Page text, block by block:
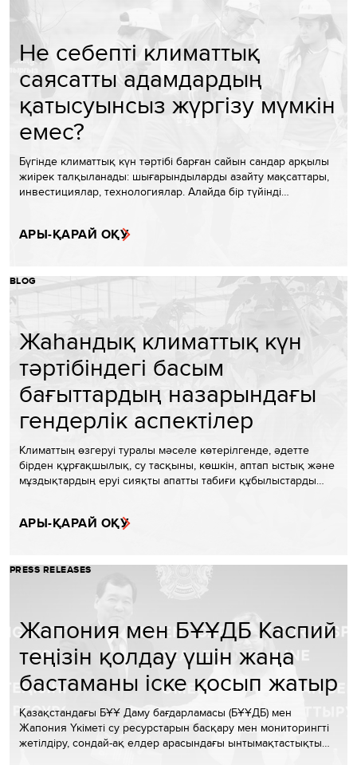
Не себепті климаттық
саясатты адамдардың
қатысуынсыз жүргізу мүмкін
емес?
Бүгінде климаттық күн тәртібі барған сайын сандар арқылы
жиірек талқыланады: шығарындыларды азайту мақсаттары,
инвестициялар, технологиялар. Алайда бір түйінді…
АРЫ-ҚАРАЙ ОҚУ
BLOG
Жаһандық климаттық күн
тәртібіндегі басым
бағыттардың назарындағы
гендерлік аспектілер
Климаттың өзгеруі туралы мәселе көтерілгенде, әдетте
бірден құрғақшылық, су тасқыны, көшкін, аптап ыстық және
мұздықтардың еруі сияқты апатты табиғи құбылыстарды…
АРЫ-ҚАРАЙ ОҚУ
PRESS RELEASES
Жапония мен БҰҰДБ Каспий
теңізін қолдау үшін жаңа
бастаманы іске қосып жатыр
Қазақстандағы БҰҰ Даму бағдарламасы (БҰҰДБ) мен
Жапония Үкіметі су ресурстарын басқару мен мониторингті
жетілдіру, сондай-ақ елдер арасындағы ынтымақтастықты…